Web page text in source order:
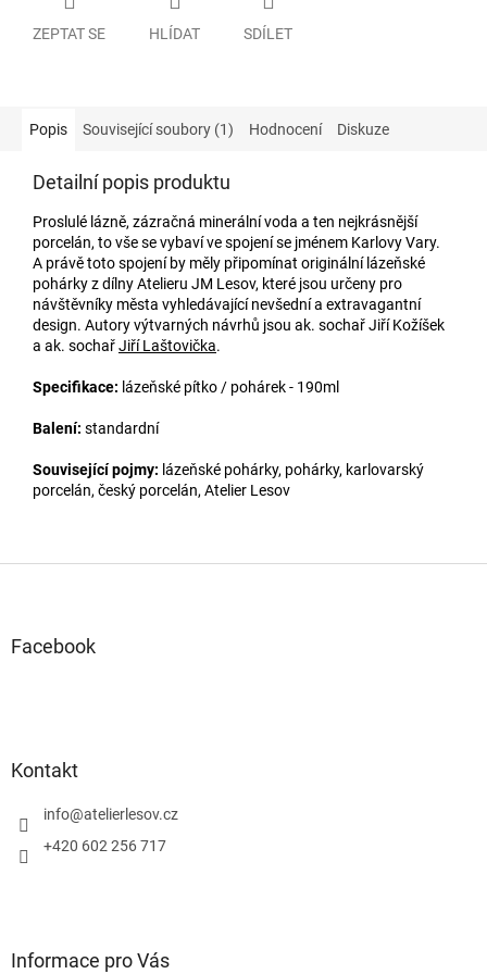
ZEPTAT SE HLÍDAT SDÍLET
Popis Související soubory (1) Hodnocení Diskuze
Detailní popis produktu
Proslulé lázně, zázračná minerální voda a ten nejkrásnější
porcelán, to vše se vybaví ve spojení se jménem Karlovy Vary.
A právě toto spojení by měly připomínat originální lázeňské
pohárky z dílny Atelieru JM Lesov, které jsou určeny pro
návštěvníky města vyhledávající nevšední a extravagantní
design. Autory výtvarných návrhů jsou ak. sochař Jiří Kožíšek
a ak. sochařJiří Laštovička.
Specifikace: lázeňské pítko / pohárek - 190ml
Balení: standardní
Související pojmy: lázeňské pohárky, pohárky, karlovarský
porcelán, český porcelán, Atelier Lesov
Facebook
Kontakt
info@atelierlesov.cz
+420 602 256 717
Informace pro Vás